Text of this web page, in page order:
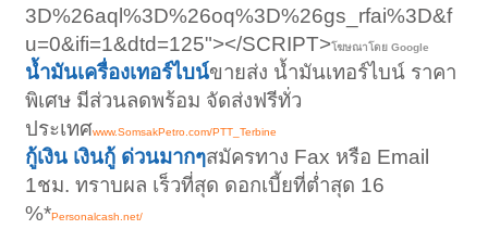
3D%26aql%3D%26oq%3D%26gs_rfai%3D&f
u=0&ifi=1&dtd=125"></SCRIPT>โฆษณาโดย Google
น้ำมันเครื่องเทอร์ไบน์ขายส่ง น้ำมันเทอร์ไบน์ ราคา
พิเศษ มีส่วนลดพร้อม จัดส่งฟรีทั่ว
ประเทศwww.SomsakPetro.com/PTT_Terbine
กู้เงิน เงินกู้ ด่วนมากๆสมัครทาง Fax หรือ Email
1ชม. ทราบผล เร็วที่สุด ดอกเบี้ยที่ต่ำสุด 16
%*Personalcash.net/